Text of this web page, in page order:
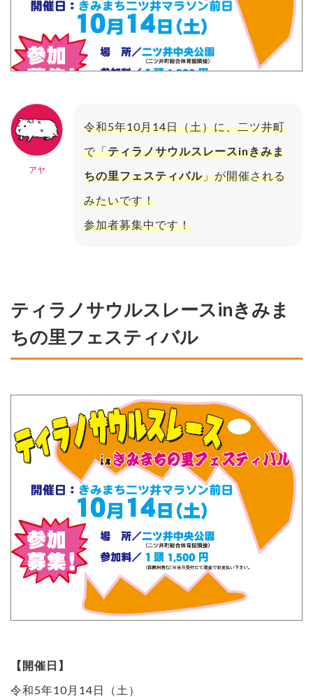
アヤ
令和5年10月14日（土）に、二ツ井町
で「ティラノサウルスレースinきみま
ちの里フェスティバル」が開催される
みたいです！
参加者募集中です！
ティラノサウルスレースinきみま
ちの里フェスティバル
【開催日】
令和5年10月14日（土）